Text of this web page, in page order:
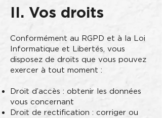
II. Vos droits
Conformément au RGPD et à la Loi
Informatique et Libertés, vous
disposez de droits que vous pouvez
exercer à tout moment :
Droit d’accès : obtenir les données
vous concernant
Droit de rectification : corriger ou